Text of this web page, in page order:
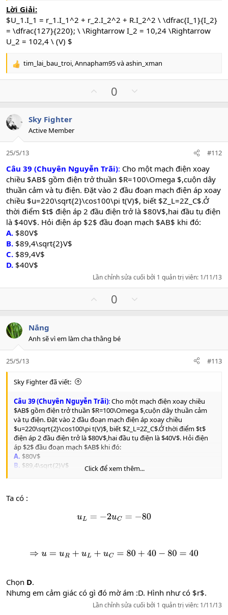
C. 183,3 V
D.151,9 V
Lời Giải:
$U_1.I_1 = r_1.I_1^2 + r_2.I_2^2 + R.I_2^2 \ \dfrac{I_1}{I_2}
= \dfrac{127}{220}; \ \Rightarrow I_2 = 10,24 \Rightarrow
U_2 = 102,4 \ (V) $
R
t
i
o
n
s
:
tim_lai_bau_troi,Annapham95vàashin_xman
p
e
0
o
o
e
Sky Fighter
Active Member
25/5/13 #112
Câu 39 (Chuyên Nguyễn Trãi): Cho một mạch điện xoay
chiều $AB$ gồm điện trở thuần $R=100\Omega $,cuộn dây
thuần cảm và tụ điện. Đặt vào 2 đầu đoạn mạch điện áp xoay
chiều $u=220\sqrt{2}\cos100\pi t(V)$, biết $Z_L=2Z_C$.Ở
thời điểm $t$ điện áp 2 đầu điện trở là $80V$,hai đầu tụ điện
là $40V$. Hỏi điện áp $2$ đầu đoạn mạch $AB$ khi đó:
A. $80V$
B. $89,4\sqrt{2}V$
C. $89,4V$
D. $40V$
Lần chỉnh sửa cuối bởi 1 quản trị viên: 1/11/13
p
o
t
e
0
o
o
Nắng
Anh sẽ vì em làm cha thằng bé
25/5/13 #113
Sky Fighter đã viết:
Câu 39 (Chuyên Nguyễn Trãi):Cho một mạch điện xoay chiều
$AB$ gồm điện trở thuần $R=100\Omega $,cuộn dây thuần cảm
và tụ điện. Đặt vào 2 đầu đoạn mạch điện áp xoay chiều
$u=220\sqrt{2}\cos100\pi t(V)$, biết $Z_L=2Z_C$.Ở thời điểm $t$
điện áp 2 đầu điện trở là $80V$,hai đầu tụ điện là $40V$. Hỏi điện
áp $2$ đầu đoạn mạch $AB$ khi đó:
A. $80V$
B. $89,4\sqrt{2}V$
Click để xem thêm...
Ta có :
uL =−2uC= −80
⇒u =u R+uL+ uC= 80 +40− 80= 40
Chọn D.
Nhưng em cảm giác có gì đó mờ ám :D. Hình như có $r$.
Lần chỉnh sửa cuối bởi 1 quản trị viên: 1/11/13